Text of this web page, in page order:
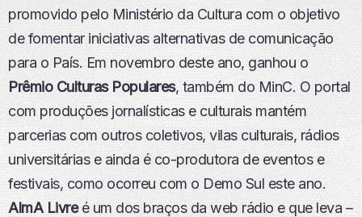
promovido pelo Ministério da Cultura com o objetivo
de fomentar iniciativas alternativas de comunicação
para o País. Em novembro deste ano, ganhou o
Prêmio Culturas Populares, também do MinC. O portal
com produções jornalísticas e culturais mantém
parcerias com outros coletivos, vilas culturais, rádios
universitárias e ainda é co-produtora de eventos e
festivais, como ocorreu com o Demo Sul este ano.
AlmA Livreé um dos braços da web rádio e que leva –